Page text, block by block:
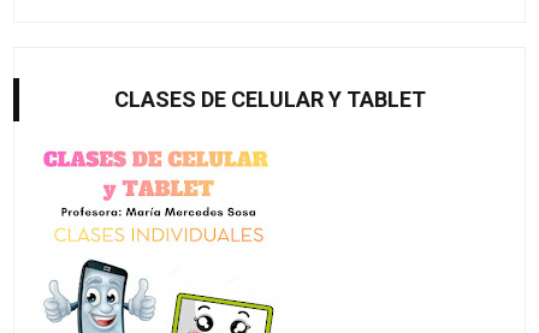
CLASES DE CELULAR Y TABLET